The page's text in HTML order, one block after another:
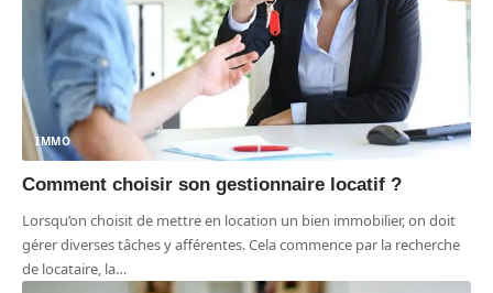
IMMO
Comment choisir son gestionnaire locatif ?
Lorsqu’on choisit de mettre en location un bien immobilier, on doit
gérer diverses tâches y afférentes. Cela commence par la recherche
de locataire, la…